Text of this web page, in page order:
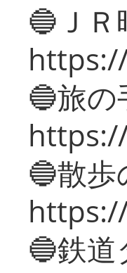
🔵ＪＲ
🔵旅の
🔵散歩
🔵鉄道